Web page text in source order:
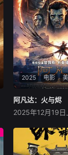
2025 电影
阿凡达：火与
萨姆·沃辛顿
佐伊·索尔达娜
影片聚焦杰克·萨
家的命运起伏，
阿凡达：火与烬
2025年12月19日